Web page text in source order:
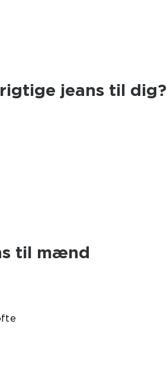
jeans til dig?
til mænd